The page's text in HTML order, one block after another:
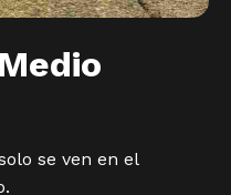
se ven en el